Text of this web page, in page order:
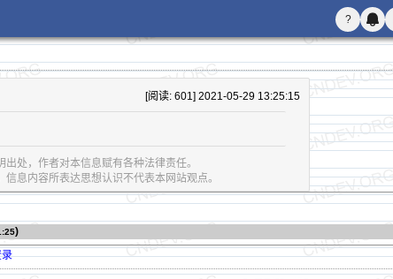
?
[阅读: 601] 2021-05-29 13:25:15
处，作者对本信息赋有各种法律责任。
息内容所表达思想认识不代表本网站观点。
)